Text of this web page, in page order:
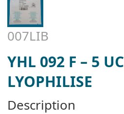
007LIB
YHL 092 F – 5 UC
LYOPHILISE
Description